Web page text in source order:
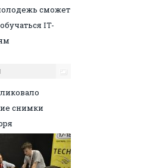
сможет
IT-
снимки